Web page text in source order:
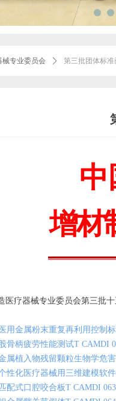
专业委员会 ꄲ 第三批团体标
中
增材
疗器械专业委员会第三批十
用金属粉末重复再利用控制
骨柄疲劳性能测试T CAMDI
属植入物残留颗粒生物学危
性化医疗器械用三维建模软
配式口腔咬合板T CAMDI